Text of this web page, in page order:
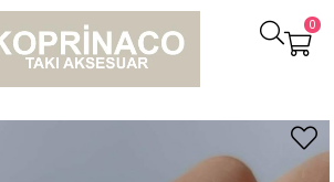
0
Çelik İtalyan Zincir Bordo Taşlı Göbekli Bileklik (24 Cm)